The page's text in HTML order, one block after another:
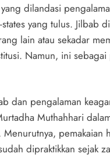
dilandasi
yang tulus. Jilbab
lain atau sekadar
Namun, ini
dan pengalaman
Muthahhari
Menurutnya, pemakaian
dipraktikkan sejak